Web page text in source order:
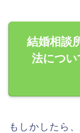
結婚相談
法につい
もしかしたら